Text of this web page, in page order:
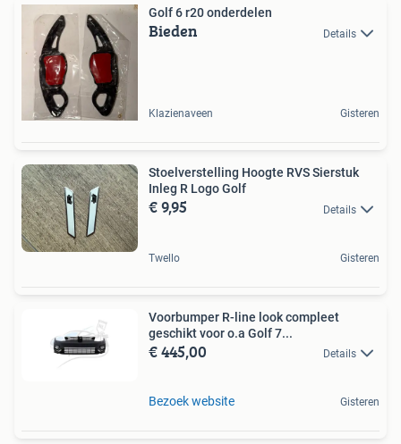
Golf 6 r20 onderdelen
Bieden Details
Klazienaveen Gisteren
Stoelverstelling Hoogte RVS Sierstuk
Inleg R Logo Golf
€ 9,95 Details
Twello Gisteren
Voorbumper R-line look compleet
geschikt voor o.a Golf 7...
€ 445,00 Details
Bezoek website Gisteren